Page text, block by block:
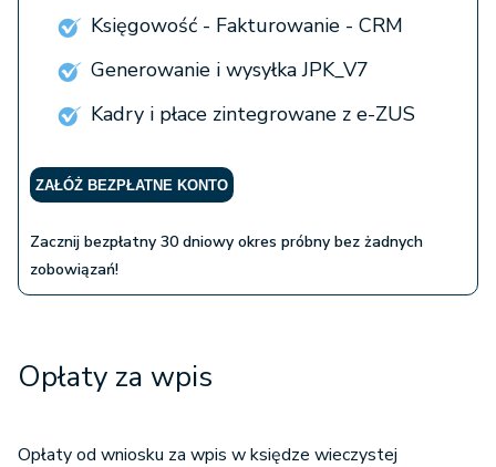
Księgowość - Fakturowanie - CRM
Generowanie i wysyłka JPK_V7
Kadry i płace zintegrowane z e-ZUS
ZAŁÓŻ BEZPŁATNE KONTO
Zacznij bezpłatny 30 dniowy okres próbny bez żadnych
zobowiązań!
Opłaty za wpis
Opłaty od wniosku za wpis w księdze wieczystej